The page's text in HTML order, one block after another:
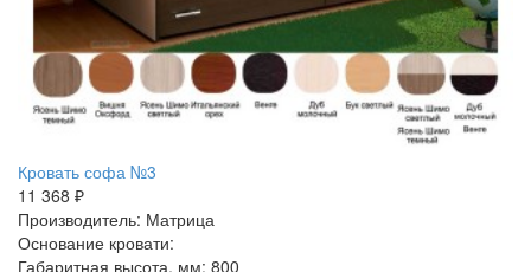
Кровать софа №3
11 368 ₽
Производитель: Матрица
Основание кровати:
Габаритная высота, мм: 800